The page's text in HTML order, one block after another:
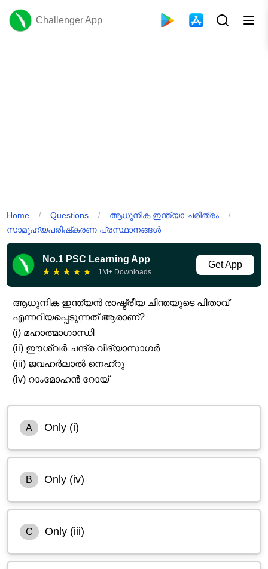
Challenger App
Home / Questions / ആധുനിക ഇന്ത്യാ ചരിത്രം /
സാമൂഹ്യപരിഷ്‌കരണ പ്രസ്ഥാനങ്ങൾ
No.1 PSC Learning App
★ ★ ★ ★ ★ 1M+ Downloads
Get App
ആധുനിക ഇന്ത്യൻ രാഷ്ട്രീയ ചിന്തയുടെ പിതാവ്
എന്നറിയപ്പെടുന്നത് ആരാണ്?
(i) മഹാത്മാഗാന്ധി
(ii) ഈശ്വർ ചന്ദ്ര വിദ്യാസാഗർ
(iii) ജവഹർലാൽ നെഹ്‌റു
(iv) റാംമോഹൻ റോയ്
A Only (i)
B Only (iv)
C Only (iii)